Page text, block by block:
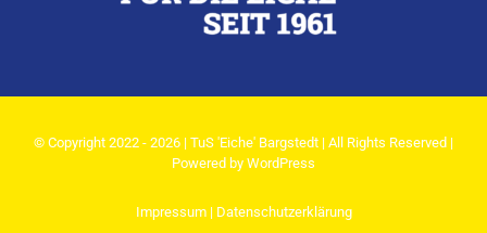
© Copyright 2022 - 2026 | TuS 'Eiche' Bargstedt | All Rights Reserved |
Powered by WordPress
Impressum| Datenschutzerklärung